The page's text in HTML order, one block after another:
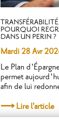
POURQUOI
DANS UN PERIN ?
Mardi 28 Avr
Le Plan
permet
afin de lui
Lire l'article